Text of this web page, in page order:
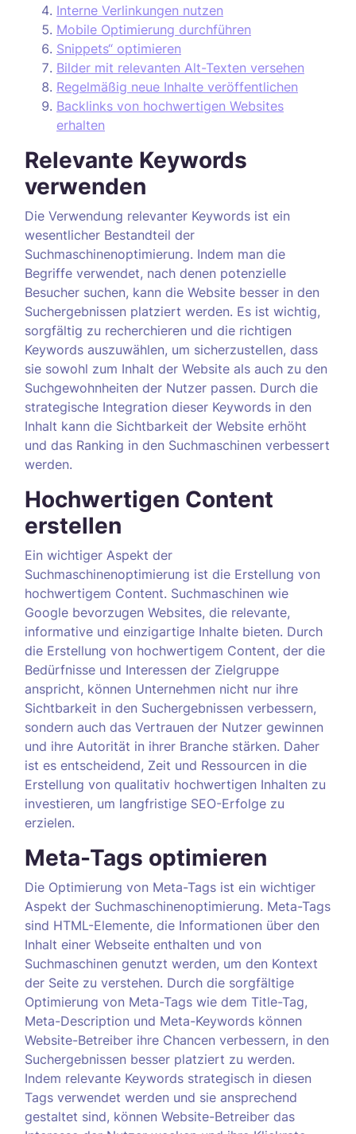
Interne Verlinkungen nutzen
Mobile Optimierung durchführen
Snippets“ optimieren
Bilder mit relevanten Alt-Texten versehen
Regelmäßig neue Inhalte veröffentlichen
Backlinks von hochwertigen Websites
erhalten
Relevante Keywords
verwenden
Die Verwendung relevanter Keywords ist ein
wesentlicher Bestandteil der
Suchmaschinenoptimierung. Indem man die
Begriffe verwendet, nach denen potenzielle
Besucher suchen, kann die Website besser in den
Suchergebnissen platziert werden. Es ist wichtig,
sorgfältig zu recherchieren und die richtigen
Keywords auszuwählen, um sicherzustellen, dass
sie sowohl zum Inhalt der Website als auch zu den
Suchgewohnheiten der Nutzer passen. Durch die
strategische Integration dieser Keywords in den
Inhalt kann die Sichtbarkeit der Website erhöht
und das Ranking in den Suchmaschinen verbessert
werden.
Hochwertigen Content
erstellen
Ein wichtiger Aspekt der
Suchmaschinenoptimierung ist die Erstellung von
hochwertigem Content. Suchmaschinen wie
Google bevorzugen Websites, die relevante,
informative und einzigartige Inhalte bieten. Durch
die Erstellung von hochwertigem Content, der die
Bedürfnisse und Interessen der Zielgruppe
anspricht, können Unternehmen nicht nur ihre
Sichtbarkeit in den Suchergebnissen verbessern,
sondern auch das Vertrauen der Nutzer gewinnen
und ihre Autorität in ihrer Branche stärken. Daher
ist es entscheidend, Zeit und Ressourcen in die
Erstellung von qualitativ hochwertigen Inhalten zu
investieren, um langfristige SEO-Erfolge zu
erzielen.
Meta-Tags optimieren
Die Optimierung von Meta-Tags ist ein wichtiger
Aspekt der Suchmaschinenoptimierung. Meta-Tags
sind HTML-Elemente, die Informationen über den
Inhalt einer Webseite enthalten und von
Suchmaschinen genutzt werden, um den Kontext
der Seite zu verstehen. Durch die sorgfältige
Optimierung von Meta-Tags wie dem Title-Tag,
Meta-Description und Meta-Keywords können
Website-Betreiber ihre Chancen verbessern, in den
Suchergebnissen besser platziert zu werden.
Indem relevante Keywords strategisch in diesen
Tags verwendet werden und sie ansprechend
gestaltet sind, können Website-Betreiber das